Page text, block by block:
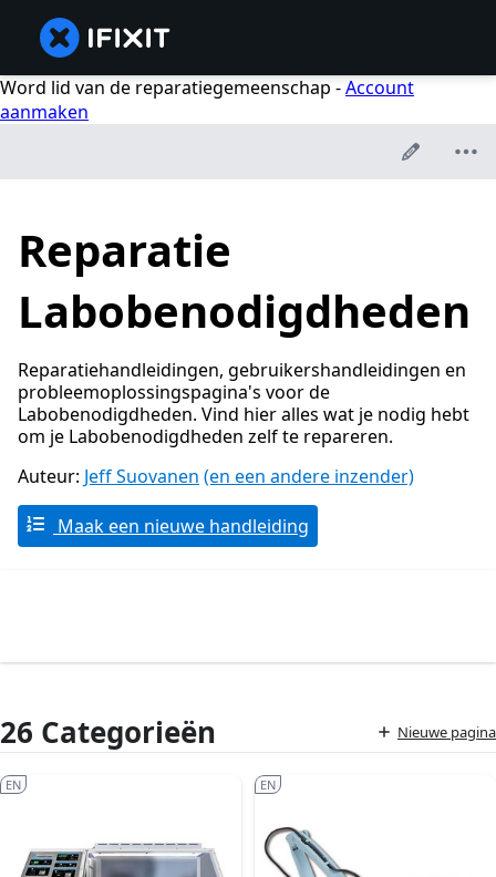
Word lid van de reparatiegemeenschap -Account
aanmaken
Reparatie
Labobenodigdheden
Reparatiehandleidingen, gebruikershandleidingen en
probleemoplossingspagina's voor de
Labobenodigdheden. Vind hier alles wat je nodig hebt
om je Labobenodigdheden zelf te repareren.
Auteur: Jeff Suovanen (en een andere inzender)
Maak een nieuwe handleiding
26 Categorieën Nieuwe pagina
EN EN